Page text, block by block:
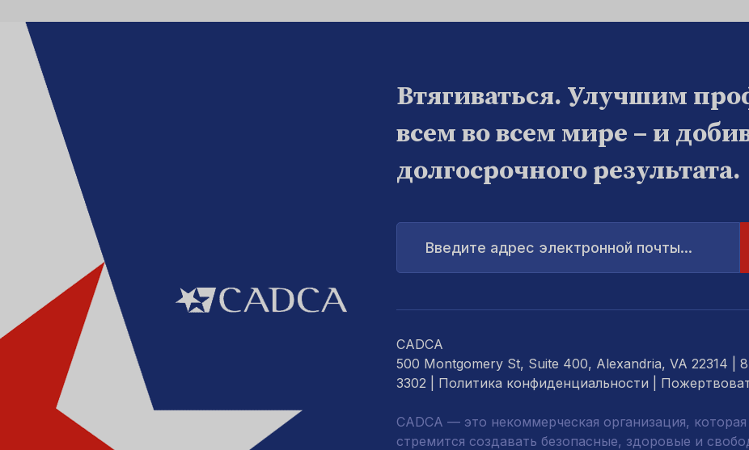
Втягиваться. Улучшим
всем во всем мире – и
долгосрочного результата.
Введите
адрес
электронной
CADCA
500 Montgomery St, Suite 400, Alexandria, VA 22314 |
3302 | Политика конфиденциальности
CADCA — это некоммерческая организация, которая
стремится создавать безопасные, здоровые и